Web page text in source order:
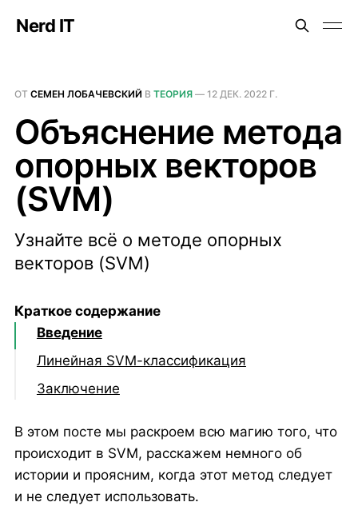
Nerd IT
ОТ СЕМЕН ЛОБАЧЕВСКИЙ В ТЕОРИЯ— 12 ДЕК. 2022 Г.
Объяснение метода
опорных векторов
(SVM)
Узнайте всё о методе опорных
векторов (SVM)
Краткое содержание
Введение
Линейная SVM-классификация
Классификаторы с жесткой и мягкой
Нелинейные SVM-классификаторы
Трюк с ядром
Обучение SVM: Еще одна
оптимизационная задача
Заключение
В этом посте мы раскроем всю магию того, что
происходит в SVM, расскажем немного об
истории и проясним, когда этот метод следует
и не следует использовать.